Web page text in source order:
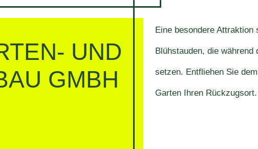
UND
GMBH
Eine besondere Attraktion
Blühstauden, die
setzen. Entfliehen Sie
Garten Ihren